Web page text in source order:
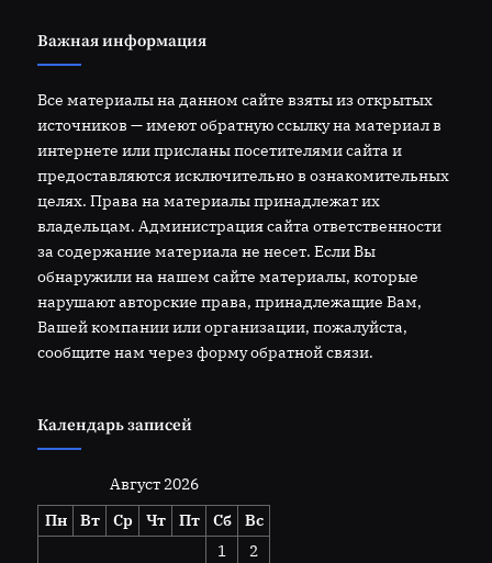
Важная информация
Все материалы на данном сайте взяты из открытых
источников — имеют обратную ссылку на материал в
интернете или присланы посетителями сайта и
предоставляются исключительно в ознакомительных
целях. Права на материалы принадлежат их
владельцам. Администрация сайта ответственности
за содержание материала не несет. Если Вы
обнаружили на нашем сайте материалы, которые
нарушают авторские права, принадлежащие Вам,
Вашей компании или организации, пожалуйста,
сообщите нам через форму обратной связи.
Календарь записей
Август 2026
Пн
Вт Ср Чт Пт Сб
Вс
1
2